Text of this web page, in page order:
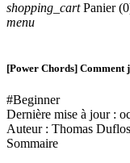
shopping_cart Panier
menu
[Power Chords] Comment
#Beginner
Dernière mise à jour :
Auteur : Thomas Duflos
Sommaire